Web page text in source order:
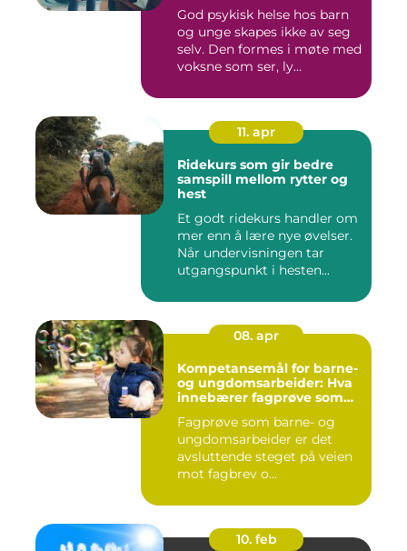
God psykisk helse hos barn
og unge skapes ikke av seg
selv. Den formes i møte med
voksne som ser, ly...
11. apr
Ridekurs som gir bedre
samspill mellom rytter og
hest
Et godt ridekurs handler om
mer enn å lære nye øvelser.
Når undervisningen tar
utgangspunkt i hesten...
08. apr
Kompetansemål for barne-
og ungdomsarbeider: Hva
innebærer fagprøve som
ungdomsarbeider?
Fagprøve som barne- og
ungdomsarbeider er det
avsluttende steget på veien
mot fagbrev o...
10. feb